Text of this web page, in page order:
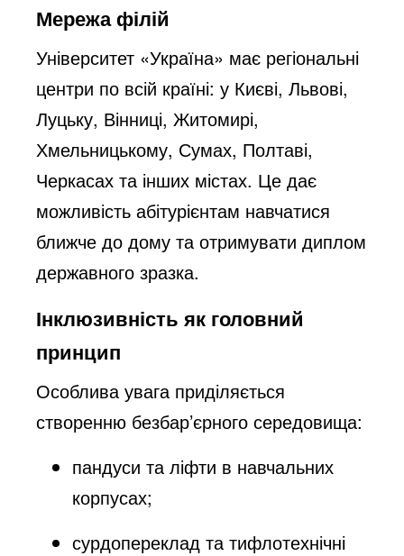
Мережа філій
Університет «Україна» має регіональні
центри по всій країні: у Києві, Львові,
Луцьку, Вінниці, Житомирі,
Хмельницькому, Сумах, Полтаві,
Черкасах та інших містах. Це дає
можливість абітурієнтам навчатися
ближче до дому та отримувати диплом
державного зразка.
Інклюзивність як головний
принцип
Особлива увага приділяється
створенню безбар’єрного середовища:
пандуси та ліфти в навчальних
корпусах;
сурдопереклад та тифлотехнічні